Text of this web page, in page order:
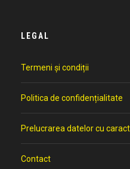
LEGAL
Termeni și condiții
Politica de confidențialitate
Prelucrarea datelor cu
Contact